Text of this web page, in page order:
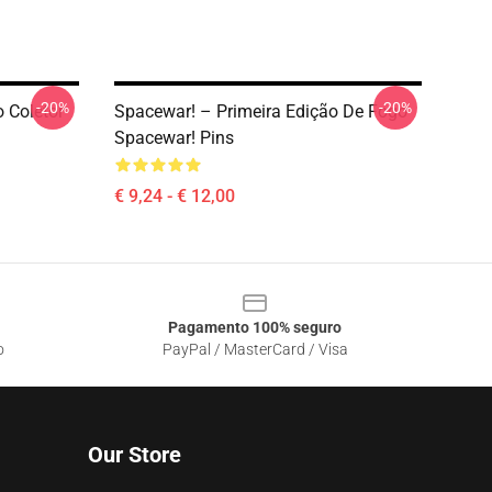
Coletor
-20%
Spacewar! – Primeira Edição De Fogo
Spacewar! Pins
€ 9,24 - € 12,00
-20%
Pagamento 100% seguro
PayPal / MasterCard / Visa
Our Store